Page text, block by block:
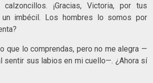
¡Gracias, Victoria, por tus
imbécil. Los hombres lo somos por
lo comprendas, pero no me alegra —
sentir sus labios en mi cuello—. ¿Ahora sí